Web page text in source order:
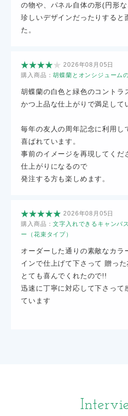
の物や、パネル自体の形(円形
珍しいデザインだったりすると
た。
2026年08月05日
購入商品：胡蝶蘭とオンシジューム
胡蝶蘭の白色と緑色のコントラ
かつ上品な仕上がりで満足して
毎年の友人の周年記念に利用し
喜ばれています。
事前のイメージを再現してくだ
仕上がりになるので
発注する方も楽しめます。
2026年08月05日
購入商品：文字入れできるキャンバ
ー（花束タイプ）
オーダーした通りの素敵なカラ
インで仕上げて下さって 贈った
とても喜んでくれたので!!
迅速に丁寧に対応して下さって
ています